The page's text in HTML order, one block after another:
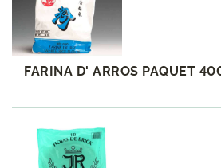
FARINA D' ARROS PAQUET